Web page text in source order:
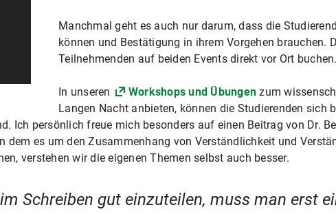
Manchmal geht es auch nur darum, dass die
können und Bestätigung in ihrem Vorgehen brauchen.
Teilnehmenden auf beiden Events direkt vor Ort buchen.
In unseren Workshops und Übungen zum
Langen Nacht anbieten, können die Studierenden sich
Ich persönlich freue mich besonders auf einen Beitrag von Dr.
dem es um den Zusammenhang von Verständlichkeit und
verstehen wir die eigenen Themen selbst auch besser.
Schreiben gut einzuteilen, muss man erst